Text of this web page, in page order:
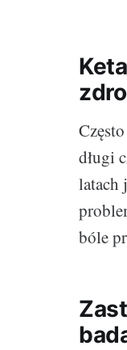
długi
latach
bóle